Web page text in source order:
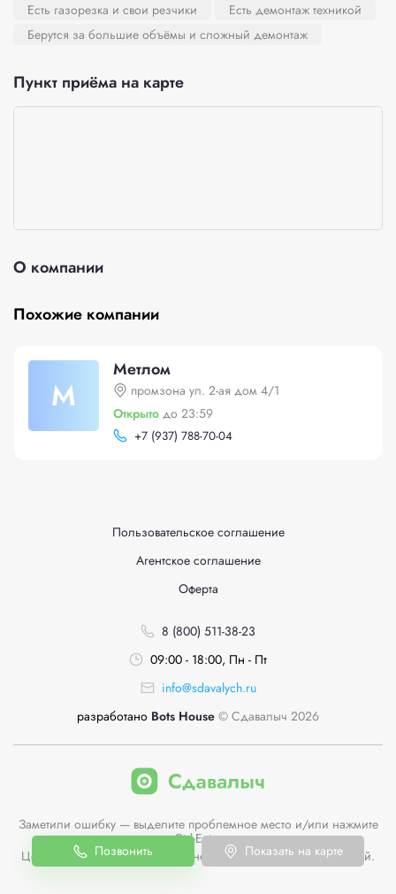
Позвонить Показать на карте
Есть газорезка и свои резчики
Есть демонтаж техникой
Берутся за большие объёмы и сложный демонтаж
Пункт приёма на карте
О компании
Похожие компании
М
Метлом
промзона ул. 2-ая дом 4/1
Открыто до 23:59
+7 (937) 788-70-04
Пользовательское соглашение
Агентское соглашение
Оферта
8 (800) 511-38-23
09:00 - 18:00, Пн - Пт
info@sdavalych.ru
разработано Bots House © Сдавалыч 2026
Заметили ошибку — выделите проблемное место и/или нажмите
Ctrl-Enter
Цены пунктов приема на сайте не являются публичной офертой.